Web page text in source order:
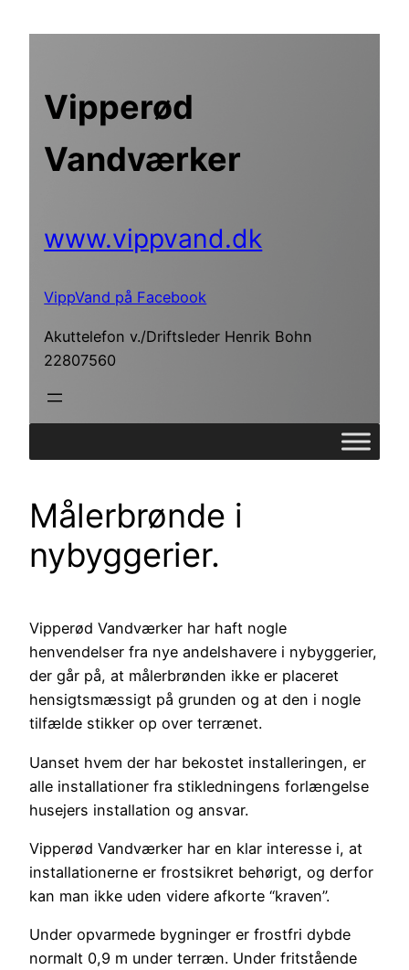
Vipperød
Vandværker
www.vippvand.dk
VippVand på Facebook
Akuttelefon v./Driftsleder Henrik Bohn
22807560
Målerbrønde i
nybyggerier.
Vipperød Vandværker har haft nogle
henvendelser fra nye andelshavere i nybyggerier,
der går på, at målerbrønden ikke er placeret
hensigtsmæssigt på grunden og at den i nogle
tilfælde stikker op over terrænet.
Uanset hvem der har bekostet installeringen, er
alle installationer fra stikledningens forlængelse
husejers installation og ansvar.
Vipperød Vandværker har en klar interesse i, at
installationerne er frostsikret behørigt, og derfor
kan man ikke uden videre afkorte “kraven”.
Under opvarmede bygninger er frostfri dybde
normalt 0,9 m under terræn. Under fritstående